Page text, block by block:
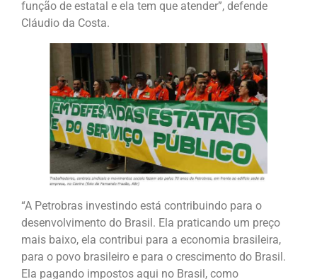
função de estatal e ela tem que atender”, defende
Cláudio da Costa.
“A Petrobras investindo está contribuindo para o
desenvolvimento do Brasil. Ela praticando um preço
mais baixo, ela contribui para a economia brasileira,
para o povo brasileiro e para o crescimento do Brasil.
Ela pagando impostos aqui no Brasil, como